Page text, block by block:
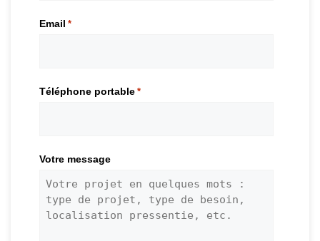
Email *
Téléphone portable *
Votre message